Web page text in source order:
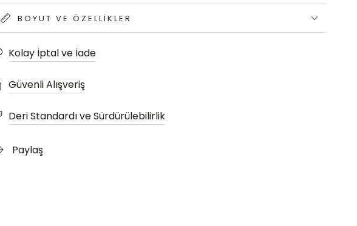
BOYUT VE ÖZELLIKLER
Kolay İptal ve İade
Güvenli Alışveriş
Deri Standardı ve Sürdürülebilirlik
Paylaş